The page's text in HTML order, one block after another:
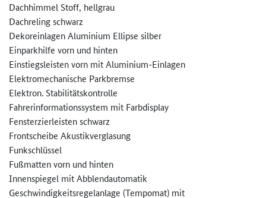
Dachhimmel Stoff, hellgrau
Dachreling schwarz
Dekoreinlagen Aluminium Ellipse silber
Einparkhilfe vorn und hinten
Einstiegsleisten vorn mit Aluminium-Einlagen
Elektromechanische Parkbremse
Elektron. Stabilitätskontrolle
Fahrerinformationssystem mit Farbdisplay
Fensterzierleisten schwarz
Frontscheibe Akustikverglasung
Funkschlüssel
Fußmatten vorn und hinten
Innenspiegel mit Abblendautomatik
Geschwindigkeitsregelanlage (Tempomat) mit